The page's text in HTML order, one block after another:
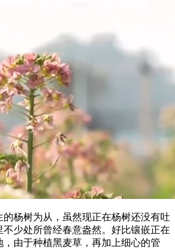
杨树为从，虽然现正在杨树还没有吐
少处所曾经春意盎然。好比镶嵌正在
由于种植黑麦草，再加上细心的管